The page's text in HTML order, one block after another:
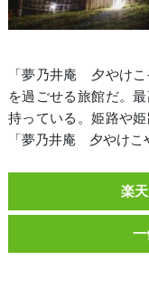
「夢乃井庵 夕やけ
を過ごせる旅館だ。
持っている。姫路や
「夢乃井庵 夕やけこ
楽
一